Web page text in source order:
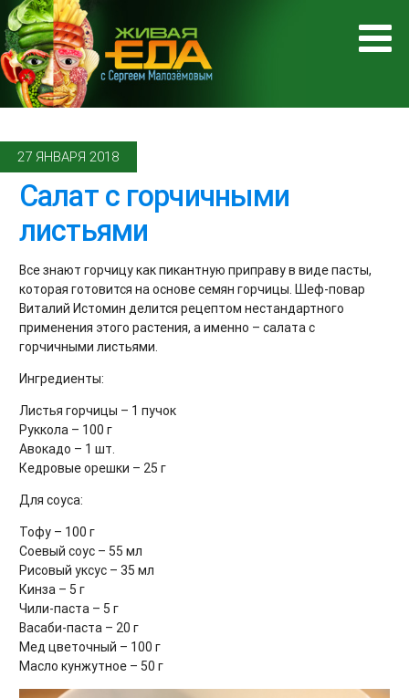
27 ЯНВАРЯ 2018
Салат с горчичными
листьями
Все знают горчицу как пикантную приправу в виде пасты,
которая готовится на основе семян горчицы. Шеф-повар
Виталий Истомин делится рецептом нестандартного
применения этого растения, а именно – салата с
горчичными листьями.
Ингредиенты:
Листья горчицы – 1 пучок
Руккола – 100 г
Авокадо – 1 шт.
Кедровые орешки – 25 г
Для соуса:
Тофу – 100 г
Соевый соус – 55 мл
Рисовый уксус – 35 мл
Кинза – 5 г
Чили-паста – 5 г
Васаби-паста – 20 г
Мед цветочный – 100 г
Масло кунжутное – 50 г